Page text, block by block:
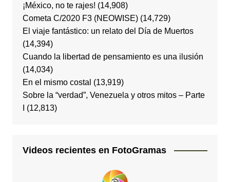
¡México, no te rajes! (14,908)
Cometa C/2020 F3 (NEOWISE) (14,729)
El viaje fantástico: un relato del Día de Muertos
(14,394)
Cuando la libertad de pensamiento es una ilusión
(14,034)
En el mismo costal (13,919)
Sobre la “verdad”, Venezuela y otros mitos – Parte
(12,813)
Videos recientes en FotoGramas